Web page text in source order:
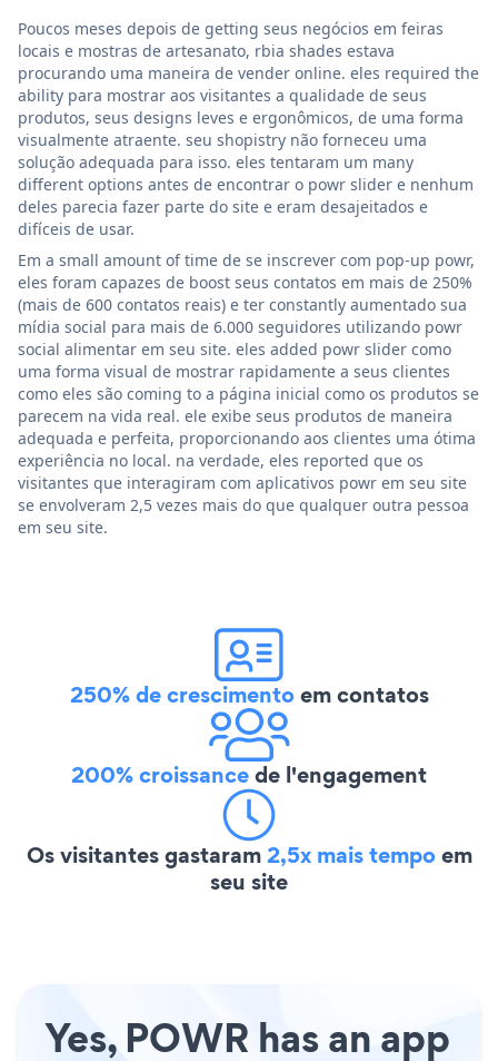
Poucos meses depois de getting seus negócios em feiras
locais e mostras de artesanato, rbia shades estava
procurando uma maneira de vender online. eles required the
ability para mostrar aos visitantes a qualidade de seus
produtos, seus designs leves e ergonômicos, de uma forma
visualmente atraente. seu shopistry não forneceu uma
solução adequada para isso. eles tentaram um many
different options antes de encontrar o powr slider e nenhum
deles parecia fazer parte do site e eram desajeitados e
difíceis de usar.
Em a small amount of time de se inscrever com pop-up powr,
eles foram capazes de boost seus contatos em mais de 250%
(mais de 600 contatos reais) e ter constantly aumentado sua
mídia social para mais de 6.000 seguidores utilizando powr
social alimentar em seu site. eles added powr slider como
uma forma visual de mostrar rapidamente a seus clientes
como eles são coming to a página inicial como os produtos se
parecem na vida real. ele exibe seus produtos de maneira
adequada e perfeita, proporcionando aos clientes uma ótima
experiência no local. na verdade, eles reported que os
visitantes que interagiram com aplicativos powr em seu site
se envolveram 2,5 vezes mais do que qualquer outra pessoa
em seu site.
250% de crescimentoem contatos
200% croissancede l'engagement
Os visitantes gastaram2,5x mais tempoem
seu site
Yes, POWR has an app